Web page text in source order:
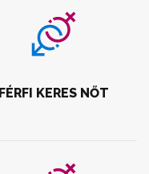
FÉRFI KERES NŐT